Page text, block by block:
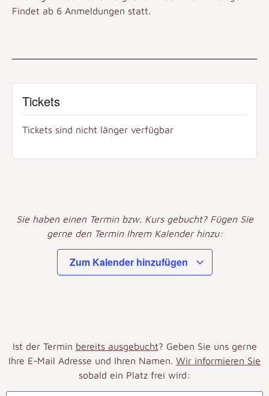
Findet ab 6 Anmeldungen statt.
Tickets
Tickets sind nicht länger verfügbar
Sie haben einen Termin bzw. Kurs gebucht? Fügen Sie
gerne den Termin Ihrem Kalender hinzu:
Zum Kalender hinzufügen
Ist der Termin bereits ausgebucht? Geben Sie uns gerne
Ihre E-Mail Adresse und Ihren Namen. Wir informieren Sie
sobald ein Platz frei wird: